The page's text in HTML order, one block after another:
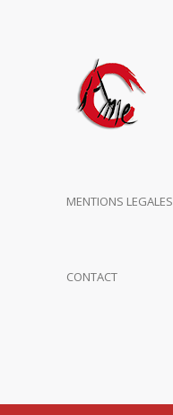
MENTIONS LEGALES
CONTACT